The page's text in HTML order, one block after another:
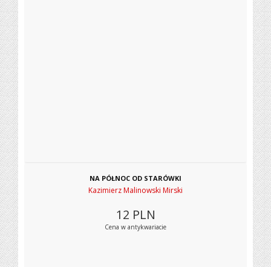
NA PÓŁNOC OD STARÓWKI
Kazimierz Malinowski Mirski
12 PLN
Cena w antykwariacie